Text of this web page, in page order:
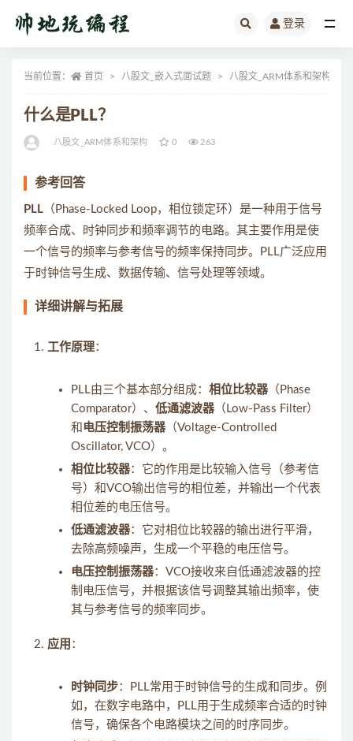
登录
当前位置： 首页 八股文_嵌入式面试题 八股文_ARM体系和架构
什么是PLL？
八股文_ARM体系和架构 0 263
参考回答
PLL （Phase-Locked Loop，相位锁定环）是一种用于信号
频率合成、时钟同步和频率调节的电路。其主要作用是使
一个信号的频率与参考信号的频率保持同步。PLL广泛应用
于时钟信号生成、数据传输、信号处理等领域。
详细讲解与拓展
工作原理：
PLL由三个基本部分组成： 相位比较器（Phase
Comparator）、 低通滤波器（Low-Pass Filter）
和 电压控制振荡器（Voltage-Controlled
Oscillator, VCO）。
相位比较器：它的作用是比较输入信号（参考信
号）和VCO输出信号的相位差，并输出一个代表
相位差的电压信号。
低通滤波器：它对相位比较器的输出进行平滑，
去除高频噪声，生成一个平稳的电压信号。
电压控制振荡器：VCO接收来自低通滤波器的控
制电压信号，并根据该信号调整其输出频率，使
其与参考信号的频率同步。
应用 ：
时钟同步：PLL常用于时钟信号的生成和同步。例
如，在数字电路中，PLL用于生成频率合适的时钟
信号，确保各个电路模块之间的时序同步。